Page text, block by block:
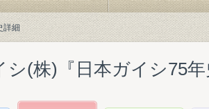
詳細
シ(株)『日本ガイシ75